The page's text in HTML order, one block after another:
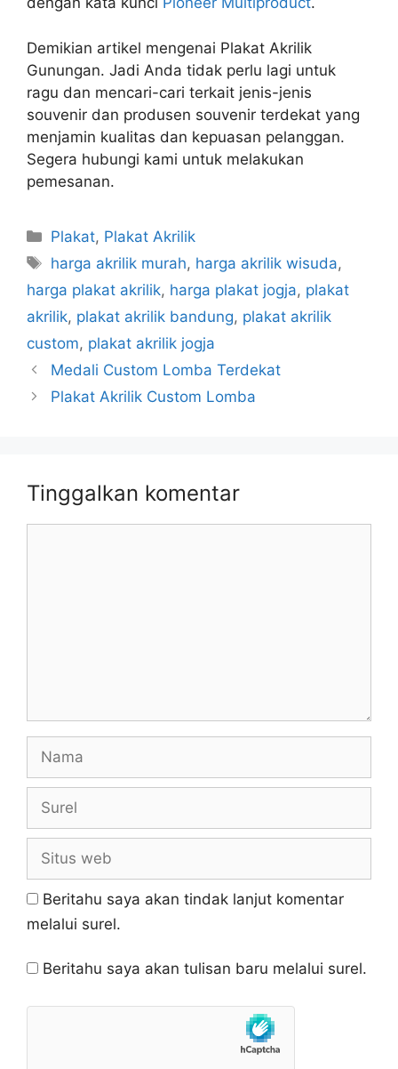
Demikian artikel mengenai Plakat Akrilik
Gunungan. Jadi Anda tidak perlu lagi untuk
ragu dan mencari-cari terkait jenis-jenis
souvenir dan produsen souvenir terdekat yang
menjamin kualitas dan kepuasan pelanggan.
Segera hubungi kami untuk melakukan
pemesanan.
Kategori
Plakat, Plakat Akrilik
Tag
harga akrilik murah, harga akrilik wisuda,
harga plakat akrilik, harga plakat jogja, plakat
akrilik, plakat akrilik bandung, plakat akrilik
custom, plakat akrilik jogja
Medali Custom Lomba Terdekat
Plakat Akrilik Custom Lomba
Tinggalkan komentar
web
Beritahu saya akan tindak lanjut komentar
melalui surel.
Beritahu saya akan tulisan baru melalui surel.